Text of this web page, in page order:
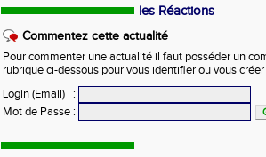
les Réactions
Commentez cette actualité
Pour commenter une actualité il faut posséder un
rubrique ci-dessous pour vous identifier ou vous
Login (Email)
:
Mot de Passe :